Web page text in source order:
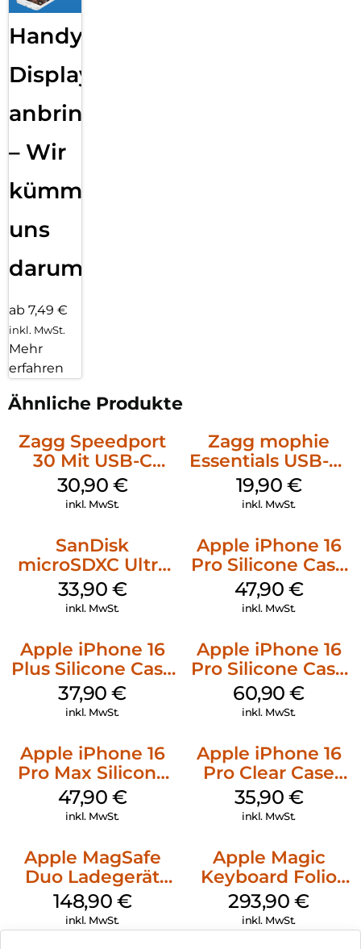
Handy
Displayfolie
anbringen
– Wir
kümmern
uns
darum!
ab 7,49 €
inkl. MwSt.
Mehr
erfahren
Ähnliche Produkte
Zagg Speedport
30 Mit USB-C
Kabel Weiß
30,90 €
inkl. MwSt.
Zagg mophie
Essentials USB-C-
20W Charger PD
Weiß
19,90 €
inkl. MwSt.
SanDisk
microSDXC Ultra
128 GB + Adapter
Mobile
33,90 €
inkl. MwSt.
Apple iPhone 16
Pro Silicone Case
MagSafe Denim
47,90 €
inkl. MwSt.
Apple iPhone 16
Plus Silicone Case
MagSafe Lake
Green
37,90€
inkl. MwSt.
Apple iPhone 16
Pro Silicone Case
MagSafe Stone
Gray
60,90€
inkl. MwSt.
Apple iPhone 16
Pro Max Silicone
Case MagSafe
Black
47,90 €
inkl. MwSt.
Apple iPhone 16
Pro Clear Case
MagSafe
Transparent
35,90 €
inkl. MwSt.
Apple MagSafe
Duo Ladegerät
Weiß
148,90 €
inkl. MwSt.
Apple Magic
Keyboard Folio
iPad 10.9″ (10.Gen.)
Weiß
293,90€
inkl. MwSt.